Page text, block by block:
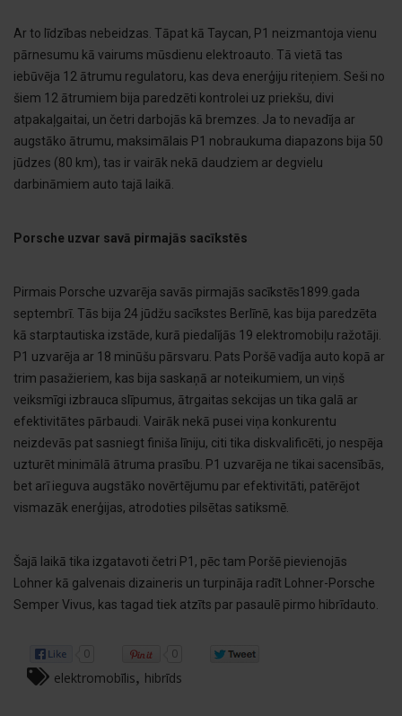
Ar to līdzības nebeidzas. Tāpat kā Taycan, P1 neizmantoja vienu
pārnesumu kā vairums mūsdienu elektroauto. Tā vietā tas
iebūvēja 12 ātrumu regulatoru, kas deva enerģiju riteņiem. Seši no
šiem 12 ātrumiem bija paredzēti kontrolei uz priekšu, divi
atpakaļgaitai, un četri darbojās kā bremzes. Ja to nevadīja ar
augstāko ātrumu, maksimālais P1 nobraukuma diapazons bija 50
jūdzes (80 km), tas ir vairāk nekā daudziem ar degvielu
darbināmiem auto tajā laikā.
Porsche uzvar savā pirmajās sacīkstēs
Pirmais Porsche uzvarēja savās pirmajās sacīkstēs1899.gada
septembrī. Tās bija 24 jūdžu sacīkstes Berlīnē, kas bija paredzēta
kā starptautiska izstāde, kurā piedalījās 19 elektromobiļu ražotāji.
P1 uzvarēja ar 18 minūšu pārsvaru. Pats Poršē vadīja auto kopā ar
trim pasažieriem, kas bija saskaņā ar noteikumiem, un viņš
veiksmīgi izbrauca slīpumus, ātrgaitas sekcijas un tika galā ar
efektivitātes pārbaudi. Vairāk nekā pusei viņa konkurentu
neizdevās pat sasniegt finiša līniju, citi tika diskvalificēti, jo nespēja
uzturēt minimālā ātruma prasību. P1 uzvarēja ne tikai sacensībās,
bet arī ieguva augstāko novērtējumu par efektivitāti, patērējot
vismazāk enerģijas, atrodoties pilsētas satiksmē.
Šajā laikā tika izgatavoti četri P1, pēc tam Poršē pievienojās
Lohner kā galvenais dizaineris un turpināja radīt Lohner-Porsche
Semper Vivus, kas tagad tiek atzīts par pasaulē pirmo hibrīdauto.
0 0
elektromobīlis hibrīds